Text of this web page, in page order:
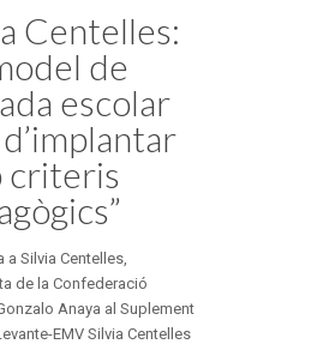
Centelles:
de
escolar
d’implantar
criteris
a Silvia Centelles,
de la Confederació
Anaya al Suplement
EMV Silvia Centelles